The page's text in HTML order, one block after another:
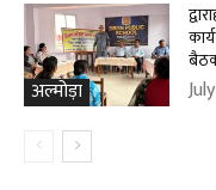
अल्मोड़ा